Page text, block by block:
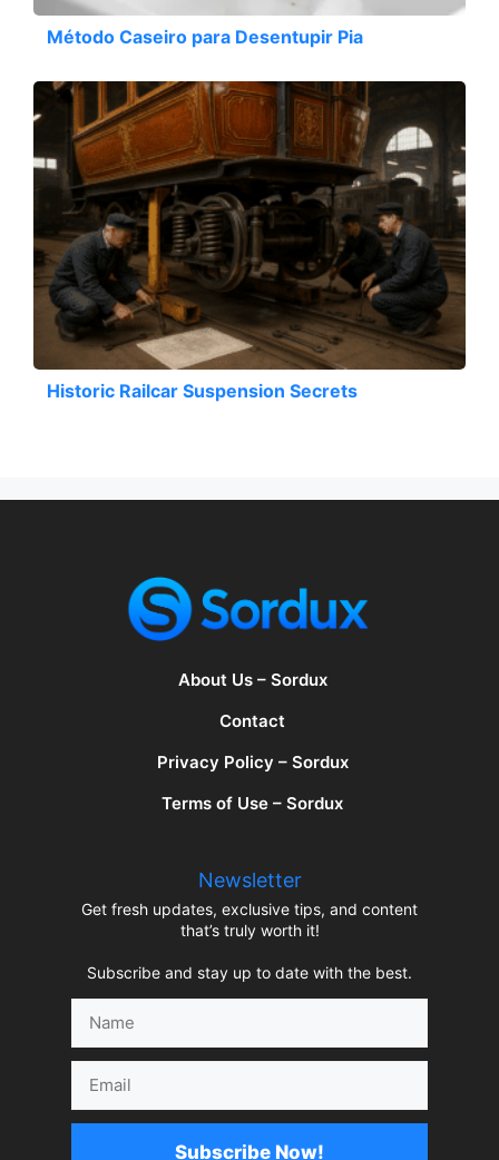
Método Caseiro para Desentupir Pia
Historic Railcar Suspension Secrets
About Us – Sordux
Contact
Privacy Policy – Sordux
Terms of Use – Sordux
Newsletter
Get fresh updates, exclusive tips, and content
that’s truly worth it!
Subscribe and stay up to date with the best.
Subscribe Now!